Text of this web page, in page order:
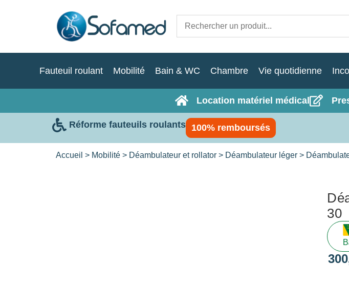
Fauteuil roulant Mobilité Bain & WC Chambre Vie quotidienne
Location matériel médical
Réforme fauteuils roulants 100% remboursés
Accueil > Mobilité > Déambulateur et rollator > Déambulateur léger >
30